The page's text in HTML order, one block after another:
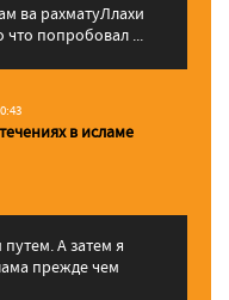
что попробовал ...
в исламе
А затем я
прежде чем